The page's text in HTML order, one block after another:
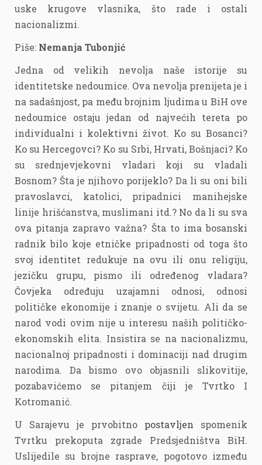
uske krugove vlasnika, što rade i ostali
nacionalizmi.
Piše: Nemanja Tubonjić
Jedna od velikih nevolja naše istorije su
identitetske nedoumice. Ova nevolja prenijeta je i
na sadašnjost, pa među brojnim ljudima u BiH ove
nedoumice ostaju jedan od najvećih tereta po
individualni i kolektivni život. Ko su Bosanci?
Ko su Hercegovci? Ko su Srbi, Hrvati, Bošnjaci? Ko
su srednjevjekovni vladari koji su vladali
Bosnom? Šta je njihovo porijeklo? Da li su oni bili
pravoslavci, katolici, pripadnici manihejske
linije hrišćanstva, muslimani itd.? No da li su sva
ova pitanja zapravo važna? Šta to ima bosanski
radnik bilo koje etničke pripadnosti od toga što
svoj identitet redukuje na ovu ili onu religiju,
jezičku grupu, pismo ili određenog vladara?
Čovjeka određuju uzajamni odnosi, odnosi
političke ekonomije i znanje o svijetu. Ali da se
narod vodi ovim nije u interesu naših političko-
ekonomskih elita. Insistira se na nacionalizmu,
nacionalnoj pripadnosti i dominaciji nad drugim
narodima. Da bismo ovo objasnili slikovitije,
pozabavićemo se pitanjem čiji je Tvrtko I
Kotromanić.
U Sarajevu je prvobitno postavljen spomenik
Tvrtku prekoputa zgrade Predsjedništva BiH.
Uslijedile su brojne rasprave, pogotovo između